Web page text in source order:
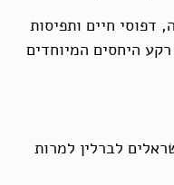
מניעי הגירה, דפוסי חיים ותפיסות
היחסים המיוחדים
לברלין למרות